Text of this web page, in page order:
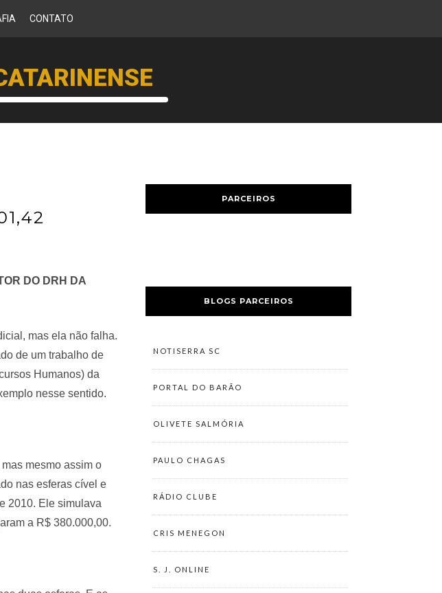
CONTATO
DO DRH DA
mas ela não falha.
de um trabalho de
Humanos) da
nesse sentido.
mesmo assim o
nas esferas cível e
2010. Ele simulava
a R$ 380.000,00.
PARCEIROS
BLOGS PARCEIROS
NOTISERRA SC
PORTAL DO BARÃO
OLIVETE SALMÓRIA
PAULO CHAGAS
RÁDIO CLUBE
CRIS MENEGON
S. J. ONLINE